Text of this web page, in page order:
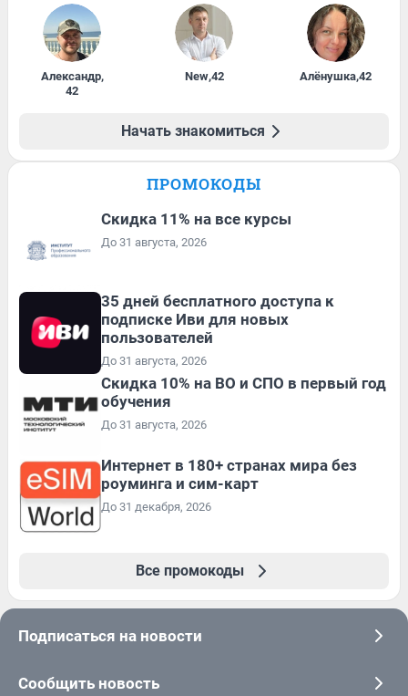
Александр,
42
New,42 Алёнушка,42
Начать знакомиться
ПРОМОКОДЫ
Скидка 11% на все курсы
До 31 августа, 2026
35 дней бесплатного доступа к
подписке Иви для новых
пользователей
До 31 августа, 2026
Скидка 10% на ВО и СПО в первый год
обучения
До 31 августа, 2026
Интернет в 180+ странах мира без
роуминга и сим-карт
До 31 декабря, 2026
Все промокоды
Подписаться на новости
Сообщить новость